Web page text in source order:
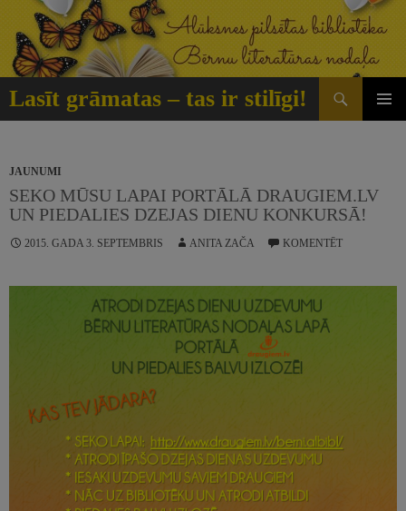
Doties
saturu
Lasīt grāmatas – tas ir stilīgi!
Meklēt
JAUNUMI
SEKO MŪSU LAPAI PORTĀLĀ DRAUGIEM.LV
UN PIEDALIES DZEJAS DIENU KONKURSĀ!
2015. GADA 3. SEPTEMBRIS ANITA ZAČA KOMENTĒT